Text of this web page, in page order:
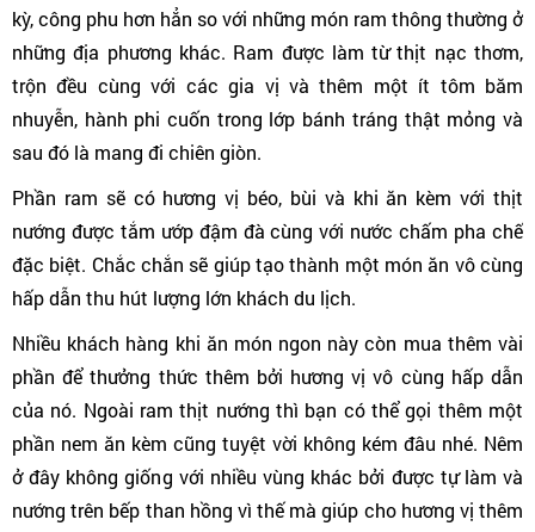
kỳ, công phu hơn hẳn so với những món ram thông thường ở
những địa phương khác. Ram được làm từ thịt nạc thơm,
trộn đều cùng với các gia vị và thêm một ít tôm băm
nhuyễn, hành phi cuốn trong lớp bánh tráng thật mỏng và
sau đó là mang đi chiên giòn.
Phần ram sẽ có hương vị béo, bùi và khi ăn kèm với thịt
nướng được tắm ướp đậm đà cùng với nước chấm pha chế
đặc biệt. Chắc chắn sẽ giúp tạo thành một món ăn vô cùng
hấp dẫn thu hút lượng lớn khách du lịch.
Nhiều khách hàng khi ăn món ngon này còn mua thêm vài
phần để thưởng thức thêm bởi hương vị vô cùng hấp dẫn
của nó. Ngoài ram thịt nướng thì bạn có thể gọi thêm một
phần nem ăn kèm cũng tuyệt vời không kém đâu nhé. Nêm
ở đây không giống với nhiều vùng khác bởi được tự làm và
nướng trên bếp than hồng vì thế mà giúp cho hương vị thêm